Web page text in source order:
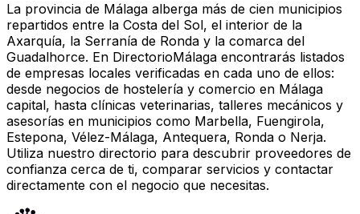
La provincia de Málaga alberga más de cien municipios
repartidos entre la Costa del Sol, el interior de la
Axarquía, la Serranía de Ronda y la comarca del
Guadalhorce. En DirectorioMálaga encontrarás listados
de empresas locales verificadas en cada uno de ellos:
desde negocios de hostelería y comercio en Málaga
capital, hasta clínicas veterinarias, talleres mecánicos y
asesorías en municipios como Marbella, Fuengirola,
Estepona, Vélez-Málaga, Antequera, Ronda o Nerja.
Utiliza nuestro directorio para descubrir proveedores de
confianza cerca de ti, comparar servicios y contactar
directamente con el negocio que necesitas.